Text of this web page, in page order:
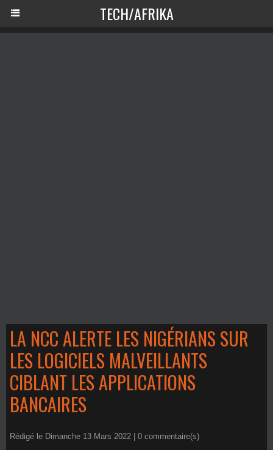
TECH/AFRIKA
LA NCC ALERTE LES NIGÉRIANS SUR
LES LOGICIELS MALVEILLANTS
CIBLANT LES APPLICATIONS
BANCAIRES
Rédigé le Dimanche 13 Mars 2022 | 0 commentaire(s)